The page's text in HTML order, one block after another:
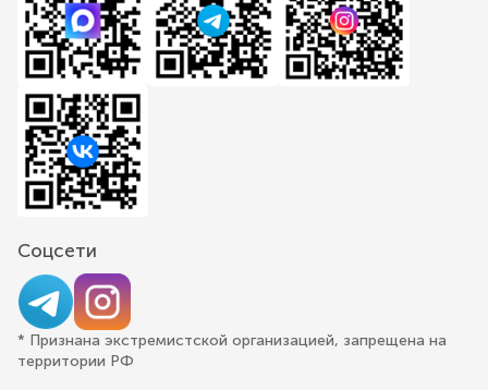
Соцсети
* Признана экстремистской организацией, запрещена на
территории РФ